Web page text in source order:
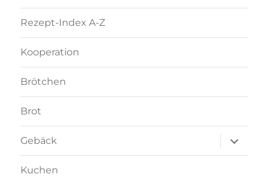
Rezept-Index A-Z
Kooperation
Brötchen
Brot
Gebäck
anzeigen
Kuchen